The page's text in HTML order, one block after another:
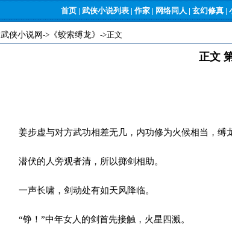
首页 | 武侠小说列表 | 作家 | 网络同人 | 玄幻修真 |
武侠小说网 -> 《蛟索缚龙》 ->正文
正文
姜步虚与对方武功相差无几，内功修为火候相当，缚
潜伏的人旁观者清，所以掷剑相助。
一声长啸，剑动处有如天风降临。
“铮！”中年女人的剑首先接触，火星四溅。